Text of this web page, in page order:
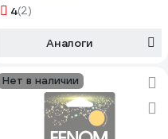
мороженное FN649
4(2)
Аналоги
Нет в наличии